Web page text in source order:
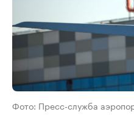
Фото: Пресс-служба